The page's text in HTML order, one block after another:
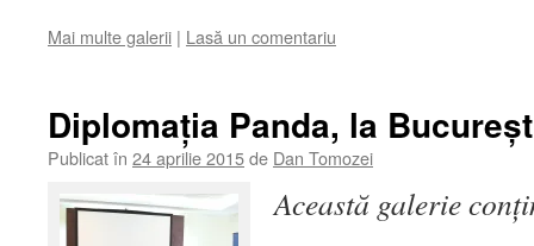
Mai multe galerii | Lasă un comentariu
Diplomația Panda, la
Publicat în 24 aprilie 2015de Dan Tomozei
Această galerie